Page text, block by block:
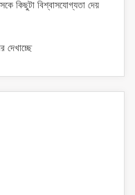
কিছুটা বিশ্বাসযোগ্যতা দেয়
দেখাচ্ছে